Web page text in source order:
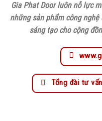
Gia Phat Door luôn nỗ lực
những sản phẩm công
sáng tạo cho cộng
Tổng đài tư